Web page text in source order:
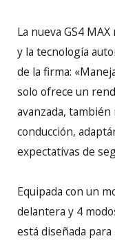
La nueva GS4
y la tecnología
de la firma:
solo ofrece un
avanzada,
conducción,
expectativas de
Equipada con un
delantera y 4
está diseñada